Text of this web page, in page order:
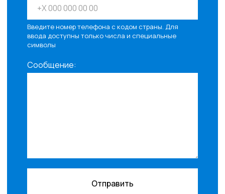
Введите номер телефона с кодом страны. Для
ввода доступны только числа и специальные
символы
Сообщение:
Отправить